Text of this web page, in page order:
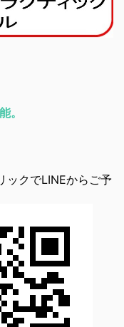
。
ックでLINEからご予